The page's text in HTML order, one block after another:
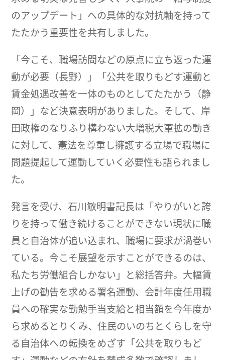
のアップデート」への具体的な対抗軸を持って
たたかう重要性を共有しました。
「今こそ、職場訪問などの原点に立ち返った運
動が必要（長野）」「公共を取りもどす運動と
賃金処遇改善を一体のものとしてたたかう（静
岡）」など決意表明がありました。そして、岸
田政権のなりふり構わない大増税大軍拡の動き
に対して、憲法を尊重し擁護する立場で職場に
問題提起して運動していく必要性も語られまし
た。
発言を受け、石川敏明書記長は「やりがいと誇
りを持って働き続けることができない現状に職
員と自治体が追い込まれ、職場に要求が渦巻い
ている。今こそ展望を示すことができるのは、
私たち労働組合しかない」と総括答弁。大幅賃
上げの勧告を求める署名運動、会計年度任用職
員への確実な勤勉手当支給と相当額を今年度か
ら求めるとりくみ、住民のいのちとくらしを守
る自治体への転換をめざす「公共を取りもど